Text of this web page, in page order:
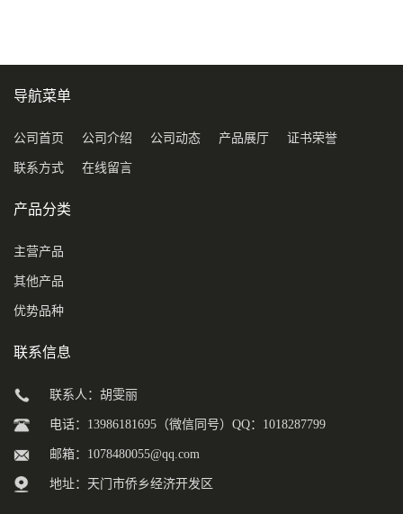
导航菜单
公司首页 公司介绍 公司动态 产品展厅 证书荣誉
联系方式 在线留言
产品分类
主营产品
其他产品
优势品种
联系信息
联系人：胡雯丽
电话：13986181695（微信同号）QQ：1018287799
邮箱： 1078480055@qq.com
地址：天门市侨乡经济开发区